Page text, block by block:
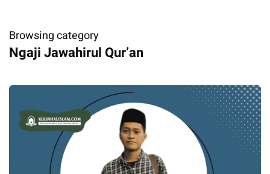
Browsing category
Ngaji Jawahirul Qur’an